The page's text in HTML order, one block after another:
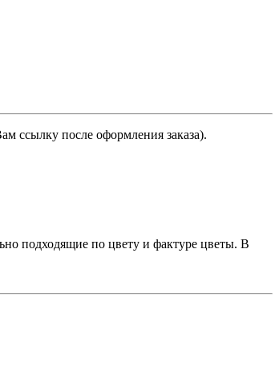
ссылку после оформления заказа).
подходящие по цвету и фактуре цветы. В